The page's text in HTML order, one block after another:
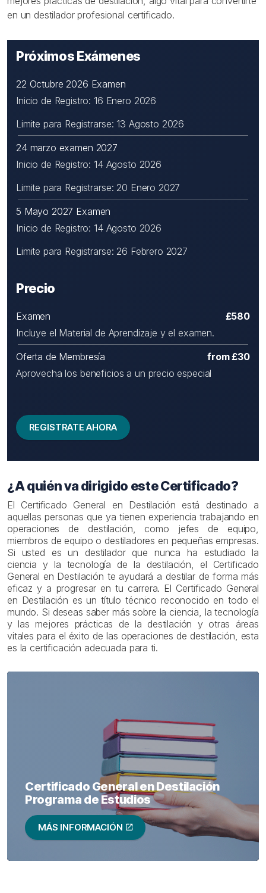
en un destilador profesional certificado.
Próximos Exámenes
22 Octubre 2026 Examen
Inicio de Registro: 16 Enero 2026
Limite para Registrarse: 13 Agosto 2026
24 marzo examen 2027
Inicio de Registro: 14 Agosto 2026
Limite para Registrarse: 20 Enero 2027
5 Mayo 2027 Examen
Inicio de Registro: 14 Agosto 2026
Limite para Registrarse: 26 Febrero 2027
Precio
Examen
£580
Incluye el Material de Aprendizaje y el examen.
Oferta de Membresía
from £30
Aprovecha los beneficios a un precio especial
REGISTRATE AHORA
¿A quién va dirigido este Certificado?
El Certificado General en Destilación está destinado a
aquellas personas que ya tienen experiencia trabajando en
operaciones de destilación, como jefes de equipo,
miembros de equipo o destiladores en pequeñas empresas.
Si usted es un destilador que nunca ha estudiado la
ciencia y la tecnología de la destilación, el Certificado
General en Destilación te ayudará a destilar de forma más
eficaz y a progresar en tu carrera. El Certificado General
en Destilación es un título técnico reconocido en todo el
mundo. Si deseas saber más sobre la ciencia, la tecnología
y las mejores prácticas de la destilación y otras áreas
vitales para el éxito de las operaciones de destilación, esta
es la certificación adecuada para ti.
Certificado General en Destilación
Programa de Estudios
MÁS INFORMACIÓN